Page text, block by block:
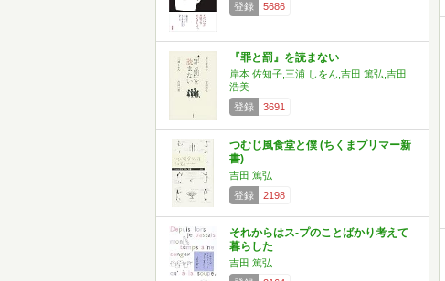
登録
5686
『罪と罰』を読まない
岸本 佐知子,三浦 しをん,吉田 篤弘,吉田
浩美
登録
3691
つむじ風食堂と僕 (ちくまプリマー新
書)
吉田 篤弘
登録
2198
それからはス-プのことばかり考えて
暮らした
吉田 篤弘